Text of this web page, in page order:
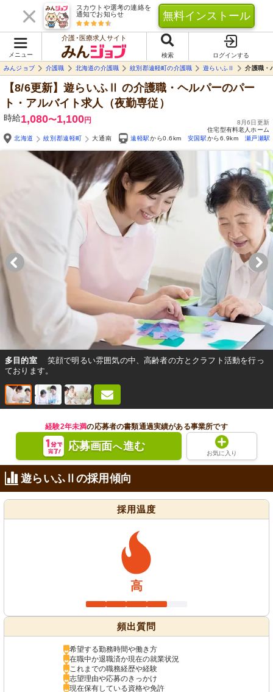
スカウトや選考の連絡を
通知でお知らせ
無料インストール
メニュー
介護･医療求人サイト
検索
ログインする
みんジョブ
介護職 北海道の介護職 紋別郡遠軽町の介護職 遊らいふⅡ 介護職・
【8/6更新】遊らいふⅡ の介護職・ヘルパーのパー
ト・アルバイト求人（夜勤専従）
時給1,080〜1,100円
8月6日更新
住宅型有料老人ホーム
北海道
紋別郡遠軽町 大通南 遠軽駅から0.6km 安国駅から6.9km 瀬戸瀬駅
多目的室
笑顔で明るい雰囲気の中、高齢者の方とクラフト活動を行っ
ております。
経験2年未満の応募者の書類通過実績がある事業所です
応募画面へ進む
お気に入り
遊らいふⅡの採用傾向
採用温度
高
頻出質問
希望する勤務時間や働き方
在職中か退職済か現在の就業状況
これまでの職務経歴や経験
志望理由や応募のきっかけ
現在保有している資格や免許